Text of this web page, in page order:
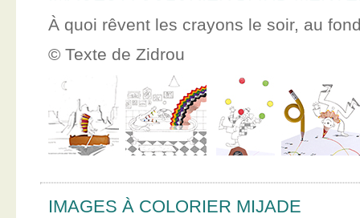
À quoi rêvent les crayons le soir, au
© Texte de Zidrou
IMAGES À COLORIER MIJADE